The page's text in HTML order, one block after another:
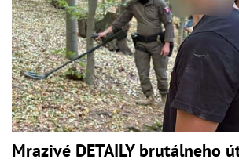
Mrazivé DETAILY brutálneho